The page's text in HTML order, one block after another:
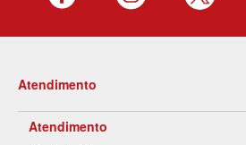
Atendimento
Atendimento